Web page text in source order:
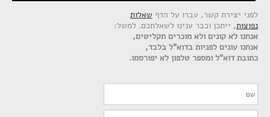
לפני יצירת קשר, עברו על הדף שאלות
נפוצות, ייתכן וכבר ענינו לשאלתכם. למשל:
אנחנו לא קונים ולא מוכרים תקליטים,
אנחנו עונים לפניות בדוא"ל בלבד,
כתובת דוא"ל ומספר טלפון לא יפורסמו.